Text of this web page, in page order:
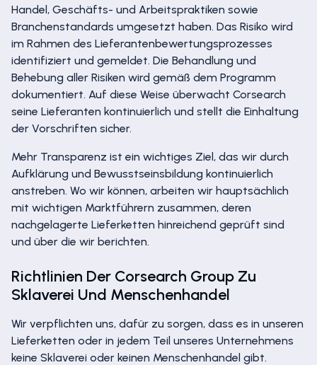
Handel, Geschäfts- und Arbeitspraktiken sowie
Branchenstandards umgesetzt haben. Das Risiko wird
im Rahmen des Lieferantenbewertungsprozesses
identifiziert und gemeldet. Die Behandlung und
Behebung aller Risiken wird gemäß dem Programm
dokumentiert. Auf diese Weise überwacht Corsearch
seine Lieferanten kontinuierlich und stellt die Einhaltung
der Vorschriften sicher.
Mehr Transparenz ist ein wichtiges Ziel, das wir durch
Aufklärung und Bewusstseinsbildung kontinuierlich
anstreben. Wo wir können, arbeiten wir hauptsächlich
mit wichtigen Marktführern zusammen, deren
nachgelagerte Lieferketten hinreichend geprüft sind
und über die wir berichten.
Richtlinien Der Corsearch Group Zu
Sklaverei Und Menschenhandel
Wir verpflichten uns, dafür zu sorgen, dass es in unseren
Lieferketten oder in jedem Teil unseres Unternehmens
keine Sklaverei oder keinen Menschenhandel gibt.